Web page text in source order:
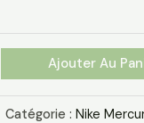
Ajouter Au
Catégorie : Nike